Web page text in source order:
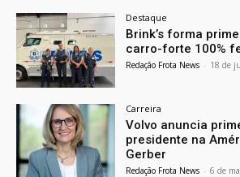
Destaque
Brink’s forma
carro-forte 100%
Redação Frota News - 18 de
Carreira
Volvo anuncia
presidente na
Gerber
Redação Frota News - 6 de